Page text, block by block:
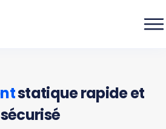
statique rapide et
sécurisé